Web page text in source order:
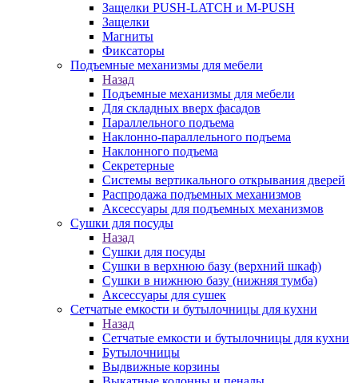
Защелки PUSH-LATCH и M-PUSH
Защелки
Магниты
Фиксаторы
Подъемные механизмы для мебели
Назад
Подъемные механизмы для мебели
Для складных вверх фасадов
Параллельного подъема
Наклонно-параллельного подъема
Наклонного подъема
Секретерные
Системы вертикального открывания дверей
Распродажа подъемных механизмов
Аксессуары для подъемных механизмов
Сушки для посуды
Назад
Сушки для посуды
Сушки в верхнюю базу (верхний шкаф)
Сушки в нижнюю базу (нижняя тумба)
Аксессуары для сушек
Сетчатые емкости и бутылочницы для кухни
Назад
Сетчатые емкости и бутылочницы для кухни
Бутылочницы
Выдвижные корзины